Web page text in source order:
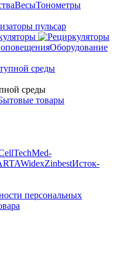
ВесыТонометры
Оборудование
среды
товары
Med-
WidexZinbestИсток-
персональных